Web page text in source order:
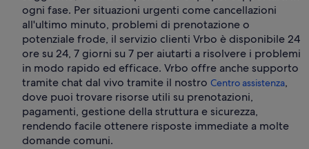
ogni fase. Per situazioni urgenti come cancellazioni
all'ultimo minuto, problemi di prenotazione o
potenziale frode, il servizio clienti Vrbo è disponibile 24
ore su 24, 7 giorni su 7 per aiutarti a risolvere i problemi
in modo rapido ed efficace. Vrbo offre anche supporto
tramite chat dal vivo tramite il nostro Centro assistenza,
dove puoi trovare risorse utili su prenotazioni,
pagamenti, gestione della struttura e sicurezza,
rendendo facile ottenere risposte immediate a molte
domande comuni.